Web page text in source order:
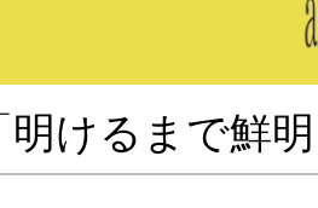
明けるまで鮮